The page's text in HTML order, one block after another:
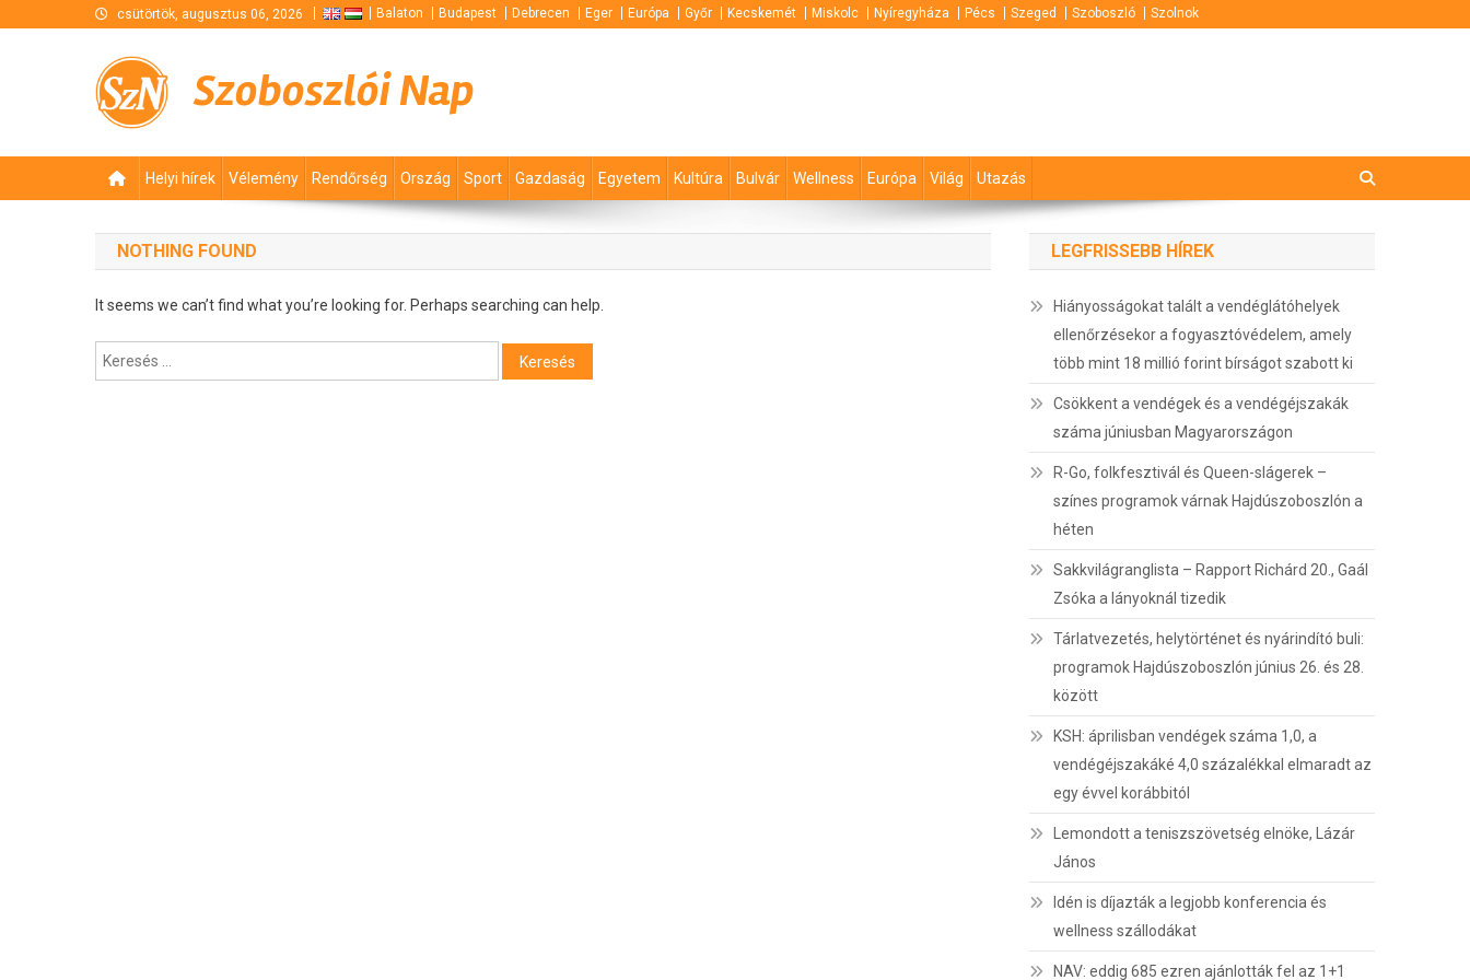
csütörtök, augusztus 06, 2026 Balaton Budapest Debrecen Eger Európa Győr Kecskemét Miskolc Nyíregyháza Pécs Szeged Szoboszló Szolnok
Szoboszlói Nap
Helyi hírek Vélemény Rendőrség Ország Sport Gazdaság Egyetem Kultúra Bulvár Wellness Európa Világ Utazás
NOTHING FOUND
It seems we can’t find what you’re looking for. Perhaps searching can help.
Keresés:
LEGFRISSEBB HÍREK
Hiányosságokat talált a vendéglátóhelyek
ellenőrzésekor a fogyasztóvédelem, amely
több mint 18 millió forint bírságot szabott ki
Csökkent a vendégek és a vendégéjszakák
száma júniusban Magyarországon
R-Go, folkfesztivál és Queen-slágerek –
színes programok várnak Hajdúszoboszlón a
héten
Sakkvilágranglista – Rapport Richárd 20., Gaál
Zsóka a lányoknál tizedik
Tárlatvezetés, helytörténet és nyárindító buli:
programok Hajdúszoboszlón június 26. és 28.
között
KSH: áprilisban vendégek száma 1,0, a
vendégéjszakáké 4,0 százalékkal elmaradt az
egy évvel korábbitól
Lemondott a teniszszövetség elnöke, Lázár
János
Idén is díjazták a legjobb konferencia és
wellness szállodákat
NAV: eddig 685 ezren ajánlották fel az 1+1